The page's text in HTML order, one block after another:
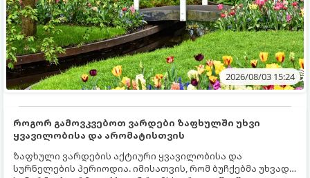
2026/08/03 15:24
როგორ გამოვკვებოთ ვარდები ზაფხულში უხვი
ყვავილობისა და არომატისთვის
ზაფხული ვარდების აქტიური ყვავილობისა და
სურნელების პერიოდია. იმისათვის, რომ ბუჩქებმა უხვად,